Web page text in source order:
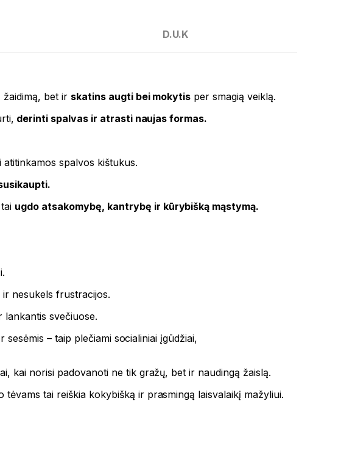
D.U.K
bet ir skatins augti bei mokytis per smagią veiklą.
derinti spalvas ir atrasti naujas formas.
spalvos kištukus.
ugdo atsakomybę, kantrybę ir kūrybišką mąstymą.
ir nesukels frustracijos.
lankantis svečiuose.
– taip plečiami socialiniai įgūdžiai,
kai norisi padovanoti ne tik gražų, bet ir naudingą žaislą.
tėvams tai reiškia kokybišką ir prasmingą laisvalaikį mažyliui.